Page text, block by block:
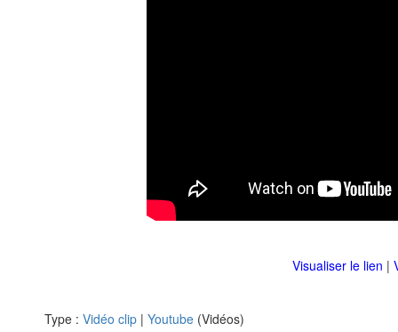
Visualiser le lien |
Type : Vidéo clip | Youtube (Vidéos)